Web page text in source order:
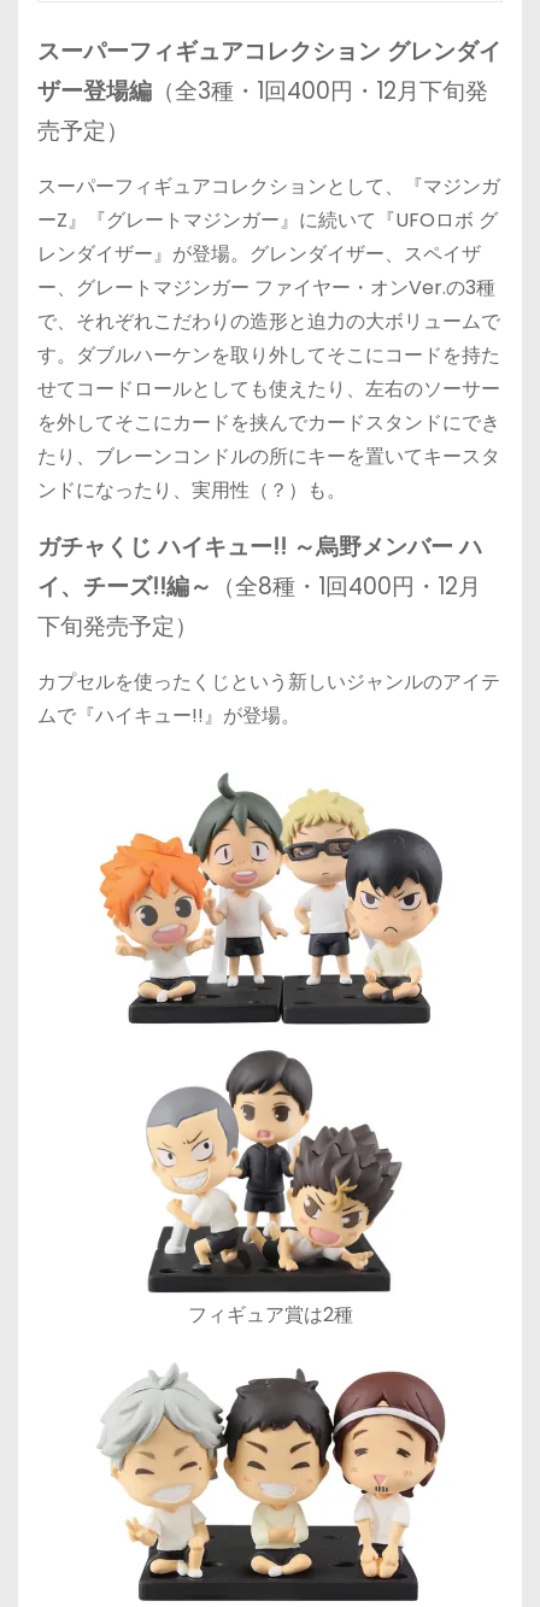
スーパーフィギュアコレクション グレンダイ
ザー登場編 （全3種・1回400円・12月下旬発
売予定）
スーパーフィギュアコレクションとして、『マジンガ
ーZ』『グレートマジンガー』に続いて『UFOロボ グ
レンダイザー』が登場。グレンダイザー、スペイザ
ー、グレートマジンガー ファイヤー・オンVer.の3種
で、それぞれこだわりの造形と迫力の大ボリュームで
す。ダブルハーケンを取り外してそこにコードを持た
せてコードロールとしても使えたり、左右のソーサー
を外してそこにカードを挟んでカードスタンドにでき
たり、ブレーンコンドルの所にキーを置いてキースタ
ンドになったり、実用性（？）も。
ガチャくじ ハイキュー!! ～烏野メンバー ハ
イ、チーズ!!編～ （全8種・1回400円・12月
下旬発売予定）
カプセルを使ったくじという新しいジャンルのアイテ
ムで『ハイキュー!!』が登場。
フィギュア賞は2種